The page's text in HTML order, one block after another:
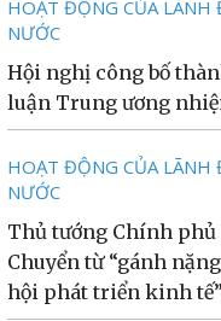
HOẠT ĐỘNG CỦA LÃNH
NƯỚC
Hội nghị công bố
luận Trung ương
HOẠT ĐỘNG CỦA LÃNH
NƯỚC
Thủ tướng Chính
Chuyển từ “gánh
hội phát triển kinh tế”